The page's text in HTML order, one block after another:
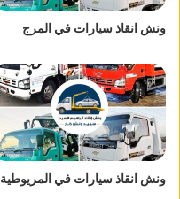
ونش انقاذ سيارات في المرج
ونش انقاذ سيارات في المريوطية